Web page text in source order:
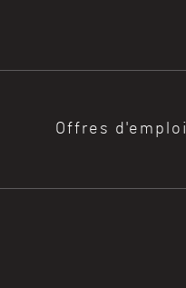
Offres d'emploi